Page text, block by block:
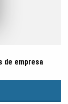
de empresa